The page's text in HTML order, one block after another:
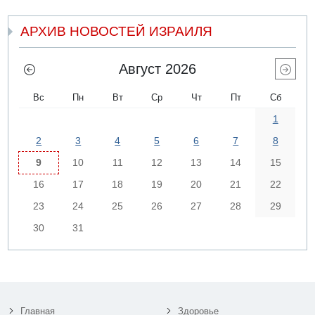
АРХИВ НОВОСТЕЙ ИЗРАИЛЯ
Август 2026
Вс Пн Вт Ср Чт Пт Сб
1
2
3 4 5 6 7
8
9
10 11 12 13 14
15
16
17 18 19 20 21
22
23
24 25 26 27 28
29
30
31
Главная Здоровье